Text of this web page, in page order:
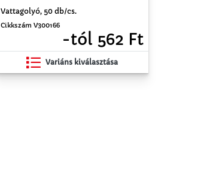
Vattagolyó, 50 db/cs.
Cikkszám V300166
-tól 562 Ft
Variáns kiválasztása